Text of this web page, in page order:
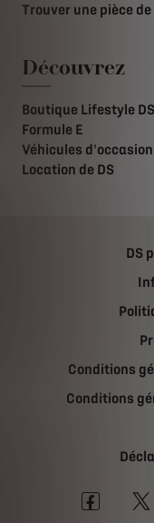
Trouver une pièce
Découvrez
Boutique Lifestyle DS
Formule E
Véhicules d'occasion
Location de DS
DS
Conditions
Conditions